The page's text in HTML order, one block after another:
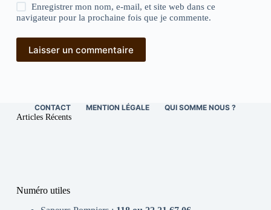
Enregistrer mon nom, e-mail, et site web dans ce
navigateur pour la prochaine fois que je commente.
Laisser un commentaire
CONTACT MENTION LÉGALE QUI SOMME NOUS ?
Articles Récents
Numéro utiles